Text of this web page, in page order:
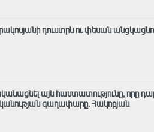
դուստրն ու փեսան
այն հաստատությունը, որը
գաղափարը. Հակոբյան